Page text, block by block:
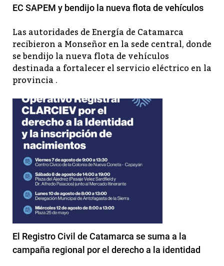
EC SAPEM y bendijo la nueva flota de vehículos
Las autoridades de Energía de Catamarca
recibieron a Monseñor en la sede central, donde
se bendijo la nueva flota de vehículos
destinada a fortalecer el servicio eléctrico en la
provincia .
El Registro Civil de Catamarca se suma a la
campaña regional por el derecho a la identidad